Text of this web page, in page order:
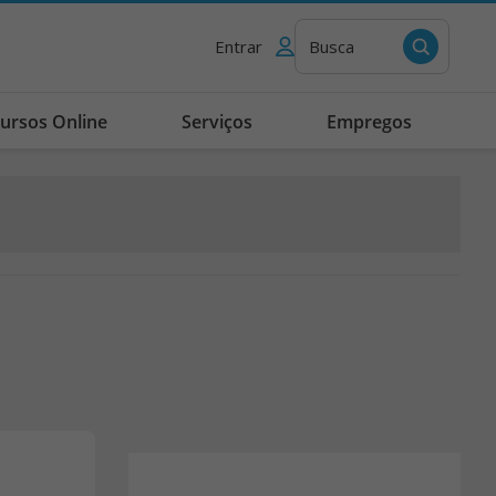
Entrar Busca
Online Serviços Empregos